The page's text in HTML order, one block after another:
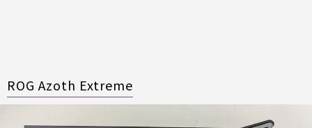
ROG Azoth Extreme